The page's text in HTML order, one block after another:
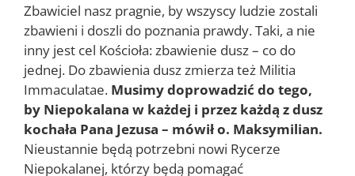
Zbawiciel nasz pragnie, by wszyscy ludzie zostali
zbawieni i doszli do poznania prawdy. Taki, a nie
inny jest cel Kościoła: zbawienie dusz – co do
jednej. Do zbawienia dusz zmierza też Militia
Immaculatae. Musimy doprowadzić do tego,
by Niepokalana w każdej i przez każdą z dusz
kochała Pana Jezusa – mówił o. Maksymilian.
Nieustannie będą potrzebni nowi Rycerze
Niepokalanej, którzy będą pomagać